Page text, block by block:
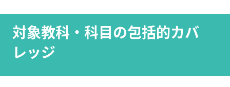
対象教科・科目の包括的カバ
レッジ